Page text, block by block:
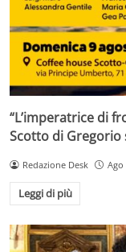
“L’imperatrice di
Scotto di Gregorio
Redazione Desk Ago
Leggi di più